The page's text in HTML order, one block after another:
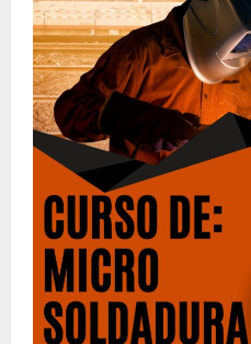
de
Microsoldadura
SMD